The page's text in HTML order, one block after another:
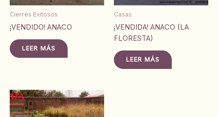
Cierres Exitosos
¡VENDIDO! ANACO
LEER MÁS
Casas
¡VENDIDA! ANACO (LA
FLORESTA)
LEER MÁS